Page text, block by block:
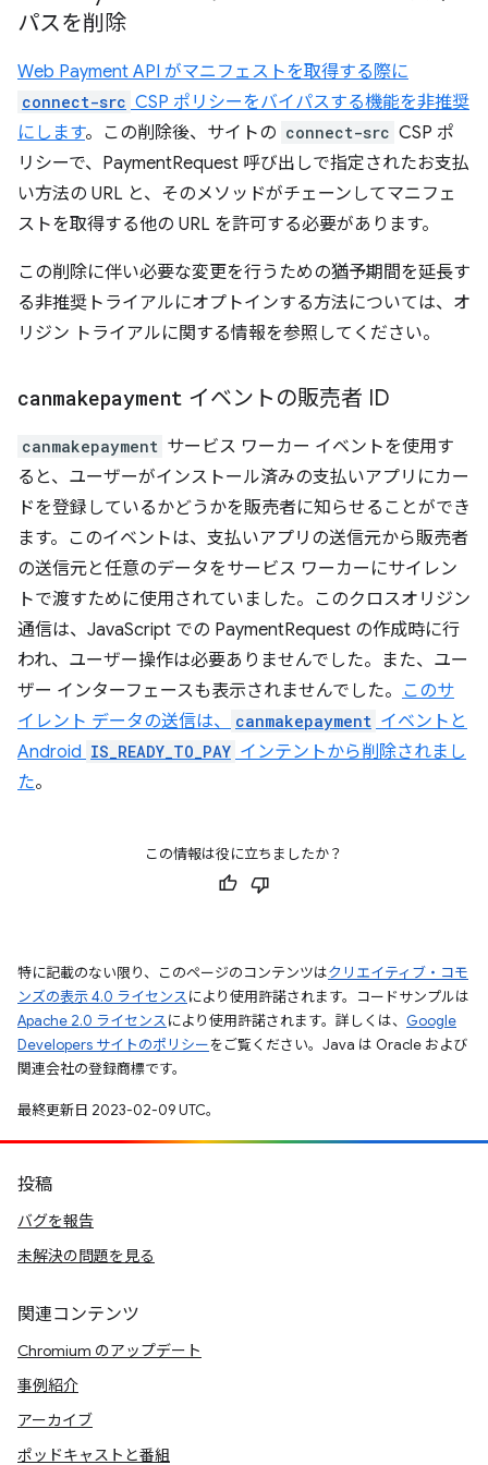
パスを削除
Web Payment API がマニフェストを取得する際に
connect-src CSP ポリシーをバイパスする機能を非推奨
にします。この削除後、サイトの connect-src CSP ポ
リシーで、PaymentRequest 呼び出しで指定されたお支払
い方法の URL と、そのメソッドがチェーンしてマニフェ
ストを取得する他の URL を許可する必要があります。
この削除に伴い必要な変更を行うための猶予期間を延長す
る非推奨トライアルにオプトインする方法については、オ
リジン トライアルに関する情報を参照してください。
canmakepayment イベントの販売者 ID
canmakepayment サービス ワーカー イベントを使用す
ると、ユーザーがインストール済みの支払いアプリにカー
ドを登録しているかどうかを販売者に知らせることができ
ます。このイベントは、支払いアプリの送信元から販売者
の送信元と任意のデータをサービス ワーカーにサイレン
トで渡すために使用されていました。このクロスオリジン
通信は、JavaScript での PaymentRequest の作成時に行
われ、ユーザー操作は必要ありませんでした。また、ユー
ザー インターフェースも表示されませんでした。 このサ
イレント データの送信は、
canmakepayment イベントと
Android IS_READY_TO_PAY インテントから削除されまし
た。
この情報は役に立ちましたか？
特に記載のない限り、このページのコンテンツはクリエイティブ・コモ
ンズの表示 4.0 ライセンスにより使用許諾されます。コードサンプルは
Apache 2.0 ライセンスにより使用許諾されます。詳しくは、 Google
Developers サイトのポリシーをご覧ください。Java は Oracle および
関連会社の登録商標です。
最終更新日 2023-02-09 UTC。
投稿
バグを報告
未解決の問題を見る
関連コンテンツ
Chromium のアップデート
事例紹介
アーカイブ
ポッドキャストと番組